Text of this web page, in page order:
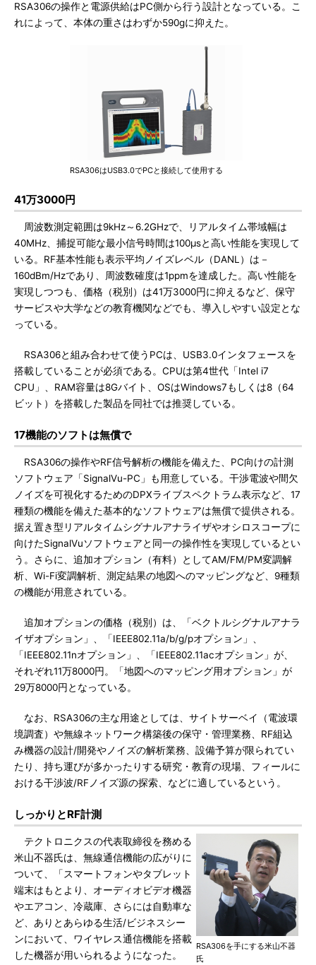
RSA306の操作と電源供給はPC側から行う設計となっている。こ
れによって、本体の重さはわずか590gに抑えた。
RSA306はUSB3.0でPCと接続して使用する
41万3000円
周波数測定範囲は9kHz～6.2GHzで、リアルタイム帯域幅は
40MHz、捕捉可能な最小信号時間は100μsと高い性能を実現して
いる。RF基本性能も表示平均ノイズレベル（DANL）は－
160dBm/Hzであり、周波数確度は1ppmを達成した。高い性能を
実現しつつも、価格（税別）は41万3000円に抑えるなど、保守
サービスや大学などの教育機関などでも、導入しやすい設定とな
っている。
RSA306と組み合わせて使うPCは、USB3.0インタフェースを
搭載していることが必須である。CPUは第4世代「Intel i7
CPU」、RAM容量は8Gバイト、OSはWindows7もしくは8（64
ビット）を搭載した製品を同社では推奨している。
17機能のソフトは無償で
RSA306の操作やRF信号解析の機能を備えた、PC向けの計測
ソフトウェア「SignalVu-PC」も用意している。干渉電波や間欠
ノイズを可視化するためのDPXライブスペクトラム表示など、17
種類の機能を備えた基本的なソフトウェアは無償で提供される。
据え置き型リアルタイムシグナルアナライザやオシロスコープに
向けたSignalVuソフトウェアと同一の操作性を実現しているとい
う。さらに、追加オプション（有料）としてAM/FM/PM変調解
析、Wi-Fi変調解析、測定結果の地図へのマッピングなど、9種類
の機能が用意されている。
追加オプションの価格（税別）は、「ベクトルシグナルアナラ
イザオプション」、「IEEE802.11a/b/g/pオプション」、
「IEEE802.11nオプション」、「IEEE802.11acオプション」が、
それぞれ11万8000円。「地図へのマッピング用オプション」が
29万8000円となっている。
なお、RSA306の主な用途としては、サイトサーベイ（電波環
境調査）や無線ネットワーク構築後の保守・管理業務、RF組込
み機器の設計/開発やノイズの解析業務、設備予算が限られてい
たり、持ち運びが多かったりする研究・教育の現場、フィールに
おける干渉波/RFノイズ源の探索、などに適しているという。
しっかりとRF計測
RSA306を手にする米山不器
氏
テクトロニクスの代表取締役を務める
米山不器氏は、無線通信機能の広がりに
ついて、「スマートフォンやタブレット
端末はもとより、オーディオビデオ機器
やエアコン、冷蔵庫、さらには自動車な
ど、ありとあらゆる生活/ビジネスシー
ンにおいて、ワイヤレス通信機能を搭載
した機器が用いられるようになった。